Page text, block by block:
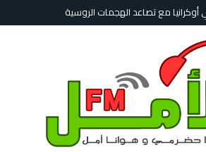
أوكرانيا مع تصاعد الهجمات الروسية